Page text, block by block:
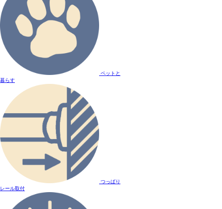
ペットと
暮らす
つっぱり
レール取付